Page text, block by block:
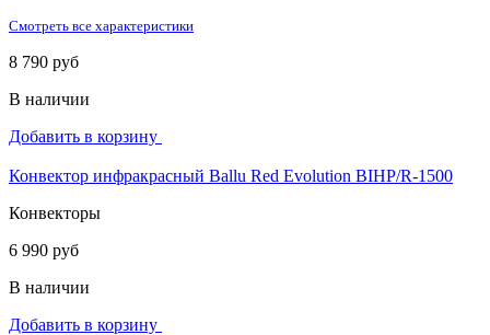
Смотреть все характеристики
8 790 руб
В наличии
Добавить в корзину
Конвектор инфракрасный Ballu Red Evolution BIHP/R-1500
Конвекторы
6 990 руб
В наличии
Добавить в корзину